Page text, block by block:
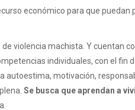
económico para que
violencia machista. Y cuentan
individuales, con el fin
motivación,
Se busca que aprendan a